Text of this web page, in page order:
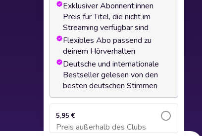
Exklusiver Abonnent:innen
Preis für Titel, die nicht im
Streaming verfügbar sind
Flexibles Abo passend zu
deinem Hörverhalten
Deutsche und internationale
Bestseller gelesen von den
besten deutschen Stimmen
5,95 €
Preis außerhalb des Clubs
Zum Warenkorb hinzufügen